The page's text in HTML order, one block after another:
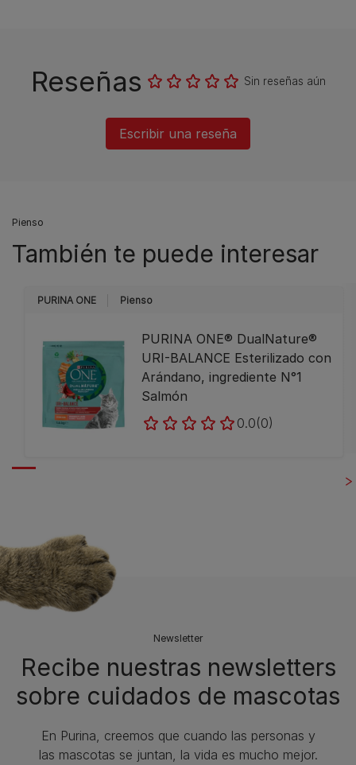
Reseñas Sin reseñas aún
Escribir una reseña
Pienso
También te puede interesar
PURINA ONE Pienso
PURINA ONE® DualNature®
URI-BALANCE Esterilizado con
Arándano, ingrediente N°1
Salmón
0.0(0)
Newsletter
Recibe nuestras newsletters
sobre cuidados de mascotas​
En Purina, creemos que cuando las personas y
las mascotas se juntan, la vida es mucho mejor.